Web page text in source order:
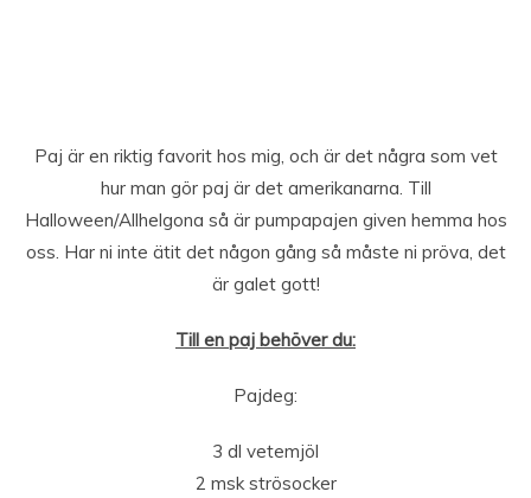
Paj är en riktig favorit hos mig, och är det några som vet
hur man gör paj är det amerikanarna. Till
Halloween/Allhelgona så är pumpapajen given hemma hos
oss. Har ni inte ätit det någon gång så måste ni pröva, det
är galet gott!
Till en paj behöver du:
Pajdeg:
3 dl vetemjöl
2 msk strösocker